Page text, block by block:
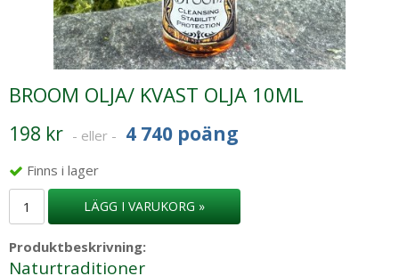
BROOM OLJA/ KVAST OLJA 10ML
198 kr - eller - 4 740 poäng
Finns i lager
LÄGG I VARUKORG »
Produktbeskrivning:
Naturtraditioner